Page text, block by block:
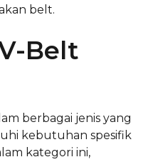
belt.
Belt
berbagai jenis yang
kebutuhan spesifik
kategori ini,